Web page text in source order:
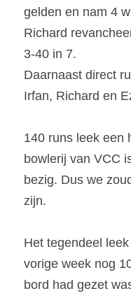
gelden en nam 4
Richard
3-40 in 7.
Daarnaast direct
Irfan, Richard en
140 runs leek een
bowlerij van VCC
bezig. Dus we
zijn.
Het tegendeel
vorige week nog
bord had gezet